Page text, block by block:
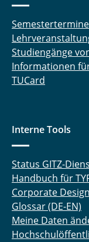
Semestertermine
Studiengänge
Informationen
TUCard
Interne Tools
Status GITZ-
Handbuch für
Corporate
Glossar (DE-EN)
Meine Daten